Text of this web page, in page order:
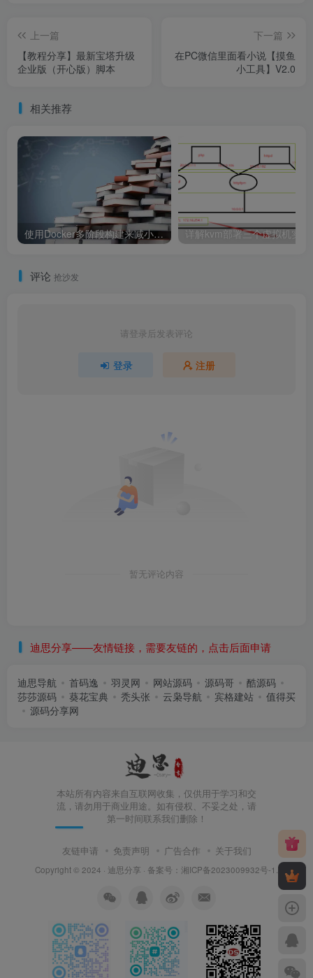
上一篇
【教程分享】最新宝塔升级
企业版（开心版）脚本
下一篇
在PC微信里面看小说【摸鱼
小工具】V2.0
相关推荐
使用Docker多阶段构建来减小镜像大小的方法
评论 抢沙发
请登录后发表评论
登录 注册
暂无评论内容
迪思分享——友情链接，需要友链的，点击后面申请
迪思导航 首码逸 羽灵网 网站源码 源码哥
酷源码
莎莎源码
葵花宝典 秃头张 云枭导航 宾格建站
值得买
源码分享网
本站所有内容来自互联网收集，仅供用于学习和交
流，请勿用于商业用途。如有侵权、不妥之处，请
第一时间联系我们删除！
友链申请 免责声明 广告合作 关于我们
Copyright © 2024 · 迪思分享 · 备案号： 湘ICP备2023009932号-1